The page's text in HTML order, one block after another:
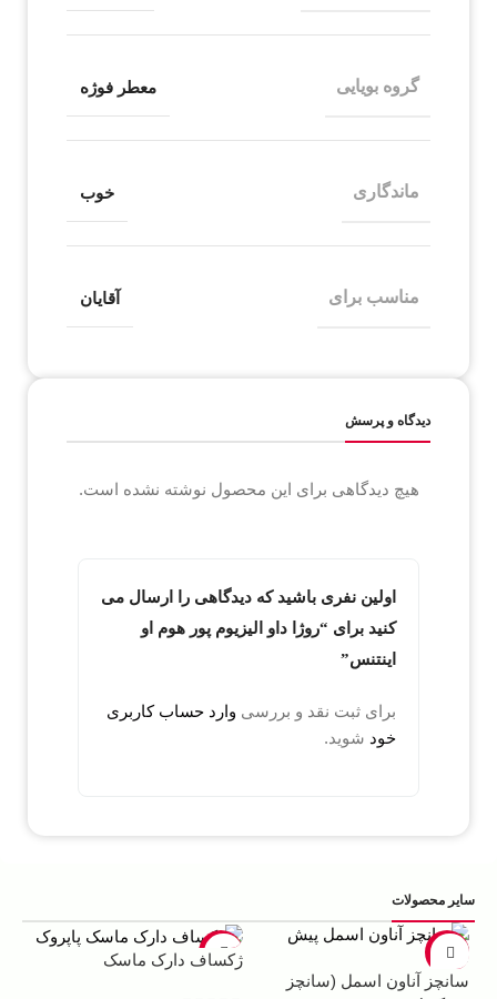
گروه بویایی معطر فوژه
ماندگاری خوب
مناسب برای آقایان
دیدگاه و پرسش
هیچ دیدگاهی برای این محصول نوشته نشده است.
اولین نفری باشید که دیدگاهی را ارسال می
کنید برای “روژا داو الیزیوم پور هوم او
اینتنس”
برای ثبت نقد و بررسی وارد حساب کاربری
خود شوید.
سایر محصولات
-13%
سانچز آناون اسمل (سانچز
-22%
ژکساف دارک ماسک